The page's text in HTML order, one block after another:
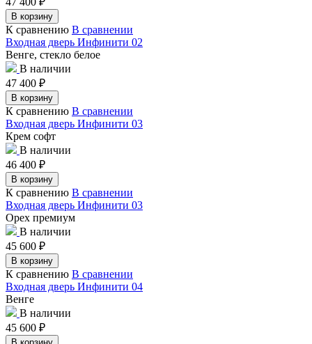
В корзину
К сравнению В сравнении
Входная дверь Инфинити 02
Венге, стекло белое
В наличии
47 400 ₽
В корзину
К сравнению В сравнении
Входная дверь Инфинити 03
Крем софт
В наличии
46 400 ₽
В корзину
К сравнению В сравнении
Входная дверь Инфинити 03
Орех премиум
В наличии
45 600 ₽
В корзину
К сравнению В сравнении
Входная дверь Инфинити 04
Венге
В наличии
45 600 ₽